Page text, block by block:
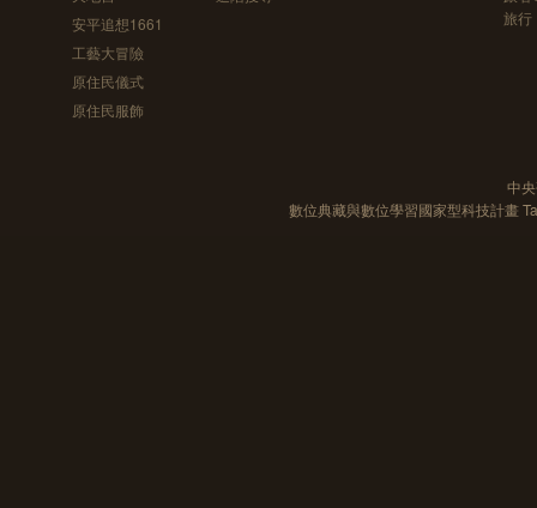
安平追想1661
工藝大冒險
原住民儀式
原住民服飾
旅行
中
數位典藏與數位學習國家型科技計畫